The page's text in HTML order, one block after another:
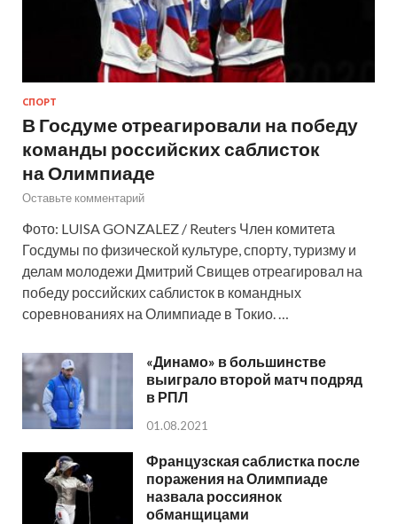
СПОРТ
В Госдуме отреагировали на победу
команды российских саблисток
на Олимпиаде
Оставьте комментарий
Фото: LUISA GONZALEZ / Reuters Член комитета
Госдумы по физической культуре, спорту, туризму и
делам молодежи Дмитрий Свищев отреагировал на
победу российских саблисток в командных
соревнованиях на Олимпиаде в Токио. …
«Динамо» в большинстве
выиграло второй матч подряд
в РПЛ
01.08.2021
Французская саблистка после
поражения на Олимпиаде
назвала россиянок
обманщицами